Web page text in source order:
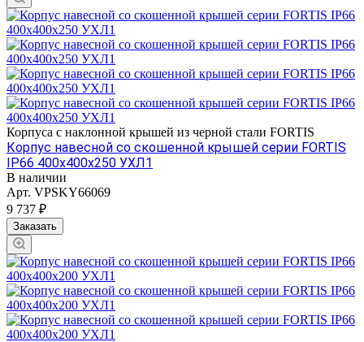
Корпуса с наклонной крышей из черной стали FORTIS
Корпус навесной со скошенной крышей серии FORTIS
IP66 400х400х250 УХЛ1
В наличии
Арт. VPSKY66069
9 737 ₽
Заказать